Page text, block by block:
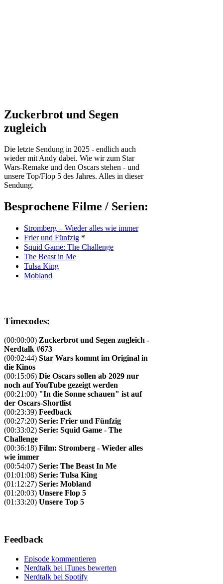
Zuckerbrot und Segen
zugleich
Die letzte Sendung in 2025 - endlich auch
wieder mit Andy dabei. Wie wir zum Star
Wars-Remake und den Oscars stehen - und
unsere Top/Flop 5 des Jahres. Alles in dieser
Sendung.
Besprochene Filme / Serien:
Stromberg – Wieder alles wie immer
Frier und Fünfzig *
Squid Game: The Challenge
The Beast in Me
Tulsa King
Mobland
Timecodes:
(00:00:00) Zuckerbrot und Segen zugleich -
Nerdtalk #673
(00:02:44) Star Wars kommt im Original in
die Kinos
(00:15:06) Die Oscars sollen ab 2029 nur
noch auf YouTube gezeigt werden
(00:21:00) "In die Sonne schauen" ist auf
der Oscars-Shortlist
(00:23:39) Feedback
(00:27:20) Serie: Frier und Fünfzig
(00:33:02) Serie: Squid Game - The
Challenge
(00:36:18) Film: Stromberg - Wieder alles
wie immer
(00:54:07) Serie: The Beast In Me
(01:01:08) Serie: Tulsa King
(01:12:27) Serie: Mobland
(01:20:03) Unsere Flop 5
(01:33:20) Unsere Top 5
Feedback
Episode kommentieren
Nerdtalk bei iTunes bewerten
Nerdtalk bei Spotify